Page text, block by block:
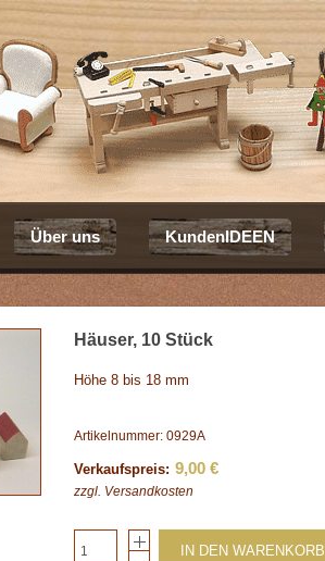
Über uns KundenIDEEN
Häuser, 10 Stück
Höhe 8 bis 18 mm
Artikelnummer: 0929A
Verkaufspreis: 9,00 €
zzgl. Versandkosten
IN DEN WARENKORB